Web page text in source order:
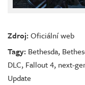
Zdroj:Oficiální web
Tagy: Bethesda,
DLC, Fallout 4, next-
Update